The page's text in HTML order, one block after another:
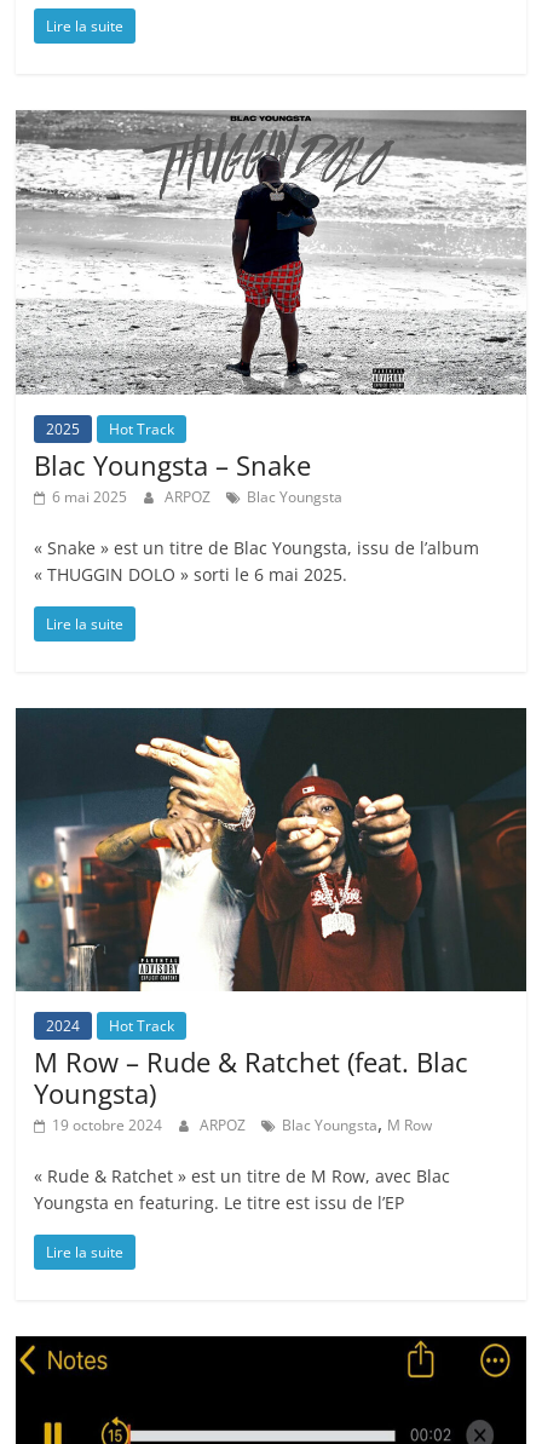
Lire la suite
2025 Hot Track
Blac Youngsta – Snake
6 mai 2025 ARPOZ Blac Youngsta
« Snake » est un titre de Blac Youngsta, issu de l’album
« THUGGIN DOLO » sorti le 6 mai 2025.
Lire la suite
2024 Hot Track
M Row – Rude & Ratchet (feat. Blac
Youngsta)
19 octobre 2024 ARPOZ Blac Youngsta, M Row
« Rude & Ratchet » est un titre de M Row, avec Blac
Youngsta en featuring. Le titre est issu de l’EP
Lire la suite